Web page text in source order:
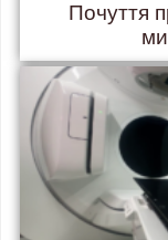
Почуття